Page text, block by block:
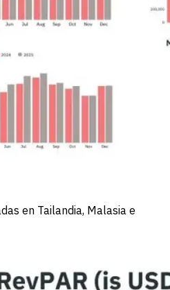
en Tailandia, Malasia e